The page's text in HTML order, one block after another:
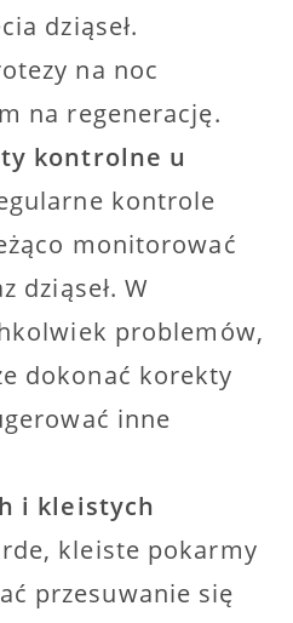
dziąseł.
na noc
na regenerację.
kontrolne u
kontrole
monitorować
dziąseł. W
problemów,
dokonać korekty
inne
i kleistych
kleiste pokarmy
przesuwanie się